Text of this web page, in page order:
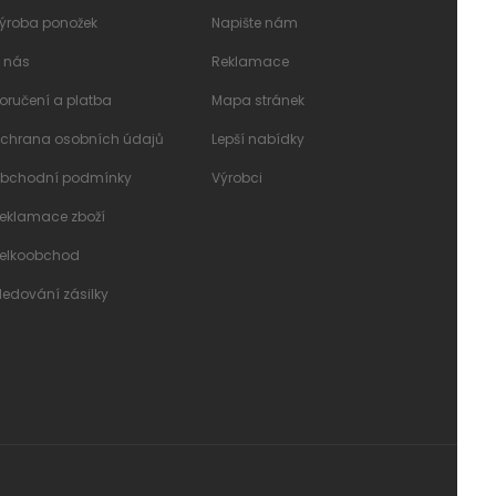
ponožek
nás
a platba
osobních údajů
podmínky
zboží
zásilky
Napište nám
Reklamace
Mapa stránek
Lepší nabídky
Výrobci